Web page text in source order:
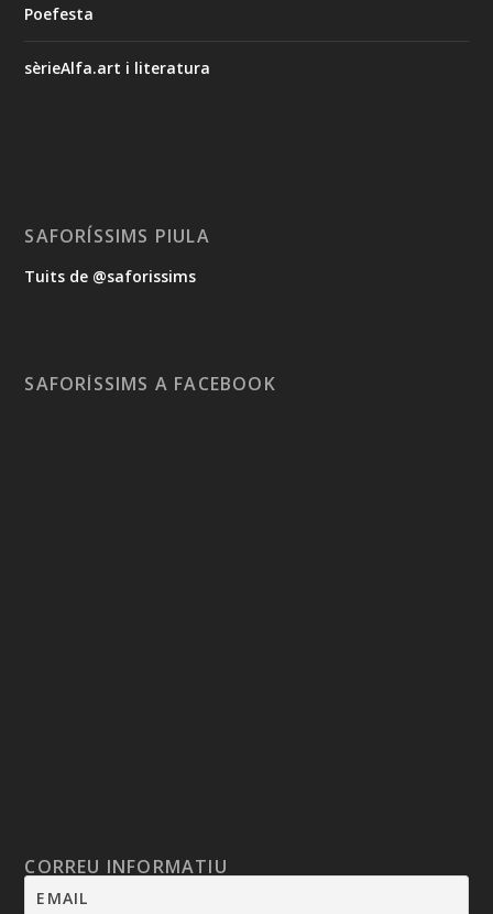
Poefesta
sèrieAlfa.art i literatura
SAFORÍSSIMS PIULA
Tuits de @saforissims
SAFORÍSSIMS A FACEBOOK
CORREU INFORMATIU